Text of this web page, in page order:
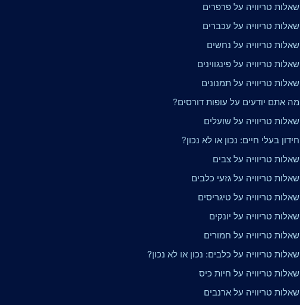
שאלות טריוויה על פרפרים
שאלות טריוויה על עכברים
שאלות טריוויה על נחשים
שאלות טריוויה על פינגווינים
שאלות טריוויה על תמנונים
מה אתם יודעים על עופות דורסים?
שאלות טריוויה על שועלים
חידון בעלי חיים: נכון או לא נכון?
שאלות טריוויה על צבים
שאלות טריוויה על גזעי כלבים
שאלות טריוויה על טיגריסים
שאלות טריוויה על יונקים
שאלות טריוויה על חמורים
שאלות טריוויה על כלבים: נכון או לא נכון?
שאלות טריוויה על חיות כיס
שאלות טריוויה על ארנבים